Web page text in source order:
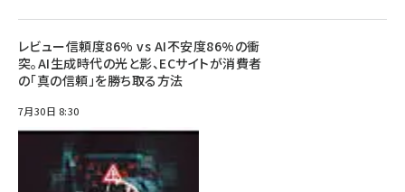
レビュー信頼度86% vs AI不安度86%の衝
突。AI生成時代の光と影、ECサイトが消費者
の「真の信頼」を勝ち取る方法
7月30日 8:30